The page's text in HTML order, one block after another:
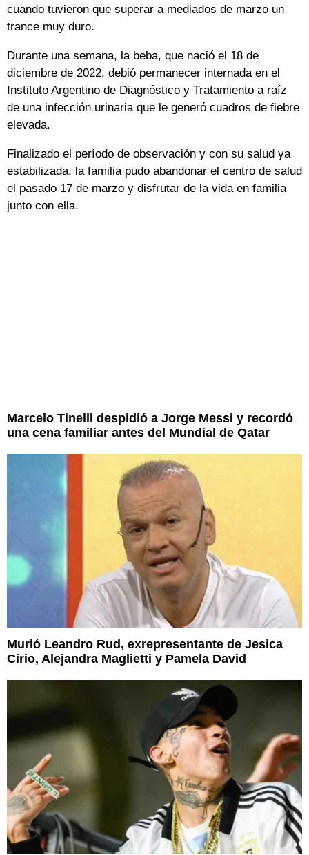
cuando tuvieron que superar a mediados de marzo un
trance muy duro.
Durante una semana, la beba, que nació el 18 de
diciembre de 2022, debió permanecer internada en el
Instituto Argentino de Diagnóstico y Tratamiento a raíz
de una infección urinaria que le generó cuadros de fiebre
elevada.
Finalizado el período de observación y con su salud ya
estabilizada, la familia pudo abandonar el centro de salud
el pasado 17 de marzo y disfrutar de la vida en familia
junto con ella.
Marcelo Tinelli despidió a Jorge Messi y recordó
una cena familiar antes del Mundial de Qatar
Murió Leandro Rud, exrepresentante de Jesica
Cirio, Alejandra Maglietti y Pamela David